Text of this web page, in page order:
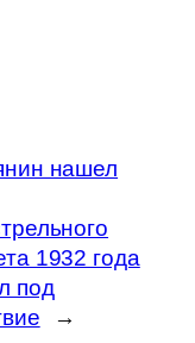
нашел
1932 года
под
→